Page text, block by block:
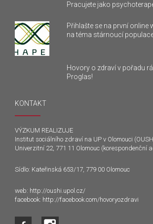
Pracujete jako
Přihlašte se na první online
na téma stárnoucí
Hovory o zdraví v pořadu
Proglas!
KONTAKT
VÝZKUM REALIZUJE
Institut sociálního zdraví na UP v Olomouci
Univerzitní 22, 771 11 Olomouc (korespondenční
Sídlo: Kateřinská 653/17, 779 00 Olomouc
web: http://oushi.upol.cz/
facebook: http://facebook.com/hovoryozdravi